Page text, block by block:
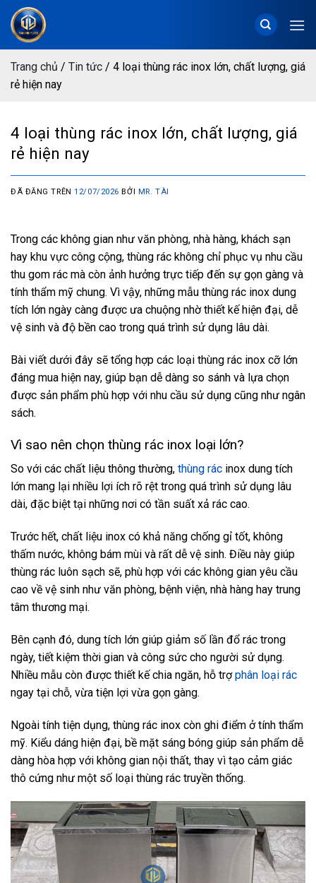
Chuyển
đến
dungTrang chủ / Tin tức / 4 loại thùng rác inox lớn, chất lượng, giá
rẻ hiện nay
4 loại thùng rác inox lớn, chất lượng, giá
rẻ hiện nay
ĐÃ ĐĂNG TRÊN12/07/2026 BỞI MR. TÀI
Trong các không gian như văn phòng, nhà hàng, khách sạn
hay khu vực công cộng, thùng rác không chỉ phục vụ nhu cầu
thu gom rác mà còn ảnh hưởng trực tiếp đến sự gọn gàng và
tính thẩm mỹ chung. Vì vậy, những mẫu thùng rác inox dung
tích lớn ngày càng được ưa chuộng nhờ thiết kế hiện đại, dễ
vệ sinh và độ bền cao trong quá trình sử dụng lâu dài.
Bài viết dưới đây sẽ tổng hợp các loại thùng rác inox cỡ lớn
đáng mua hiện nay, giúp bạn dễ dàng so sánh và lựa chọn
được sản phẩm phù hợp với nhu cầu sử dụng cũng như ngân
sách.
Vì sao nên chọn thùng rác inox loại lớn?
So với các chất liệu thông thường, thùng rác inox dung tích
lớn mang lại nhiều lợi ích rõ rệt trong quá trình sử dụng lâu
dài, đặc biệt tại những nơi có tần suất xả rác cao.
Trước hết, chất liệu inox có khả năng chống gỉ tốt, không
thấm nước, không bám mùi và rất dễ vệ sinh. Điều này giúp
thùng rác luôn sạch sẽ, phù hợp với các không gian yêu cầu
cao về vệ sinh như văn phòng, bệnh viện, nhà hàng hay trung
tâm thương mại.
Bên cạnh đó, dung tích lớn giúp giảm số lần đổ rác trong
ngày, tiết kiệm thời gian và công sức cho người sử dụng.
Nhiều mẫu còn được thiết kế chia ngăn, hỗ trợphân loại rác
ngay tại chỗ, vừa tiện lợi vừa gọn gàng.
Ngoài tính tiện dụng, thùng rác inox còn ghi điểm ở tính thẩm
mỹ. Kiểu dáng hiện đại, bề mặt sáng bóng giúp sản phẩm dễ
dàng hòa hợp với không gian nội thất, thay vì tạo cảm giác
thô cứng như một số loại thùng rác truyền thống.